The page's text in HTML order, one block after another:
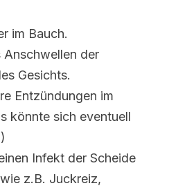
im Bauch.
Anschwellen der
Gesichts.
Entzündungen im
könnte sich eventuell
Infekt der Scheide
z.B. Juckreiz,